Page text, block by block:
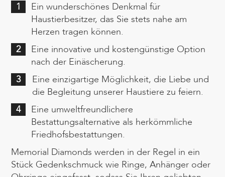
Memorial Diamonds werden in der Regel in ein
Stück Gedenkschmuck wie Ringe, Anhänger oder
Ein wunderschönes Denkmal für
Haustierbesitzer, das Sie stets nahe am
Herzen tragen können.
1
Eine innovative und kostengünstige Option
nach der Einäscherung.
2
Eine einzigartige Möglichkeit, die Liebe und
die Begleitung unserer Haustiere zu feiern.
3
Eine umweltfreundlichere
Bestattungsalternative als herkömmliche
Friedhofsbestattungen.
4